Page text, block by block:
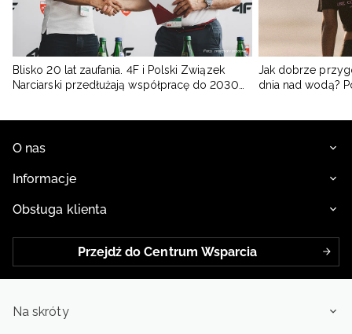
Blisko 20 lat zaufania. 4F i Polski Związek
Narciarski przedłużają współpracę do 2030
Jak dobrze
dnia nad wodą?
O nas
Informacje
Obsługa klienta
Przejdź do Centrum Wsparcia
Na skróty